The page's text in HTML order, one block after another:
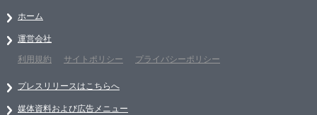
ホーム
運営会社
利用規約
サイトポリシー プライバシーポリシー
プレスリリースはこちらへ
媒体資料および広告メニュー